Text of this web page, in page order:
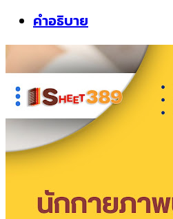
ข้อสอบ
กายภาพบำบัด
สำนักงาน
สาธารณสุข
จังหวัด
มหาสารคาม
ชิ้น
คำอธิบาย